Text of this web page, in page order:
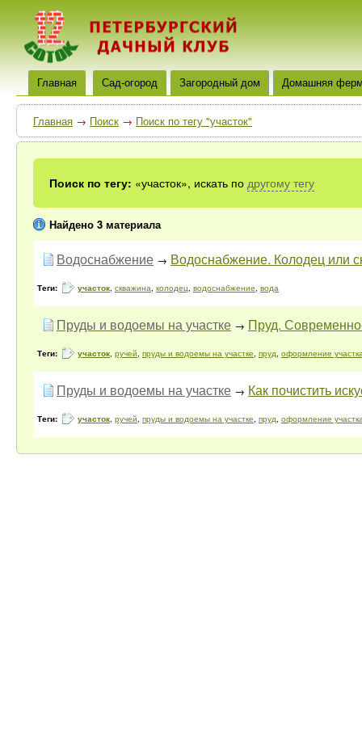
Главная Сад-огород Загородный дом Домашняя
Главная → Поиск → Поиск по тегу "участок"
Поиск по тегу: «участок», искать по другому тегу
Найдено 3 материала
Водоснабжение → Водоснабжение. Колодец или
Теги: участок, скважина, колодец, водоснабжение, вода
Пруды и водоемы на участке → Пруд.
Теги: участок, ручей, пруды и водоемы на участке, пруд, оформление
Пруды и водоемы на участке → Как почистить
Теги: участок, ручей, пруды и водоемы на участке, пруд, оформление